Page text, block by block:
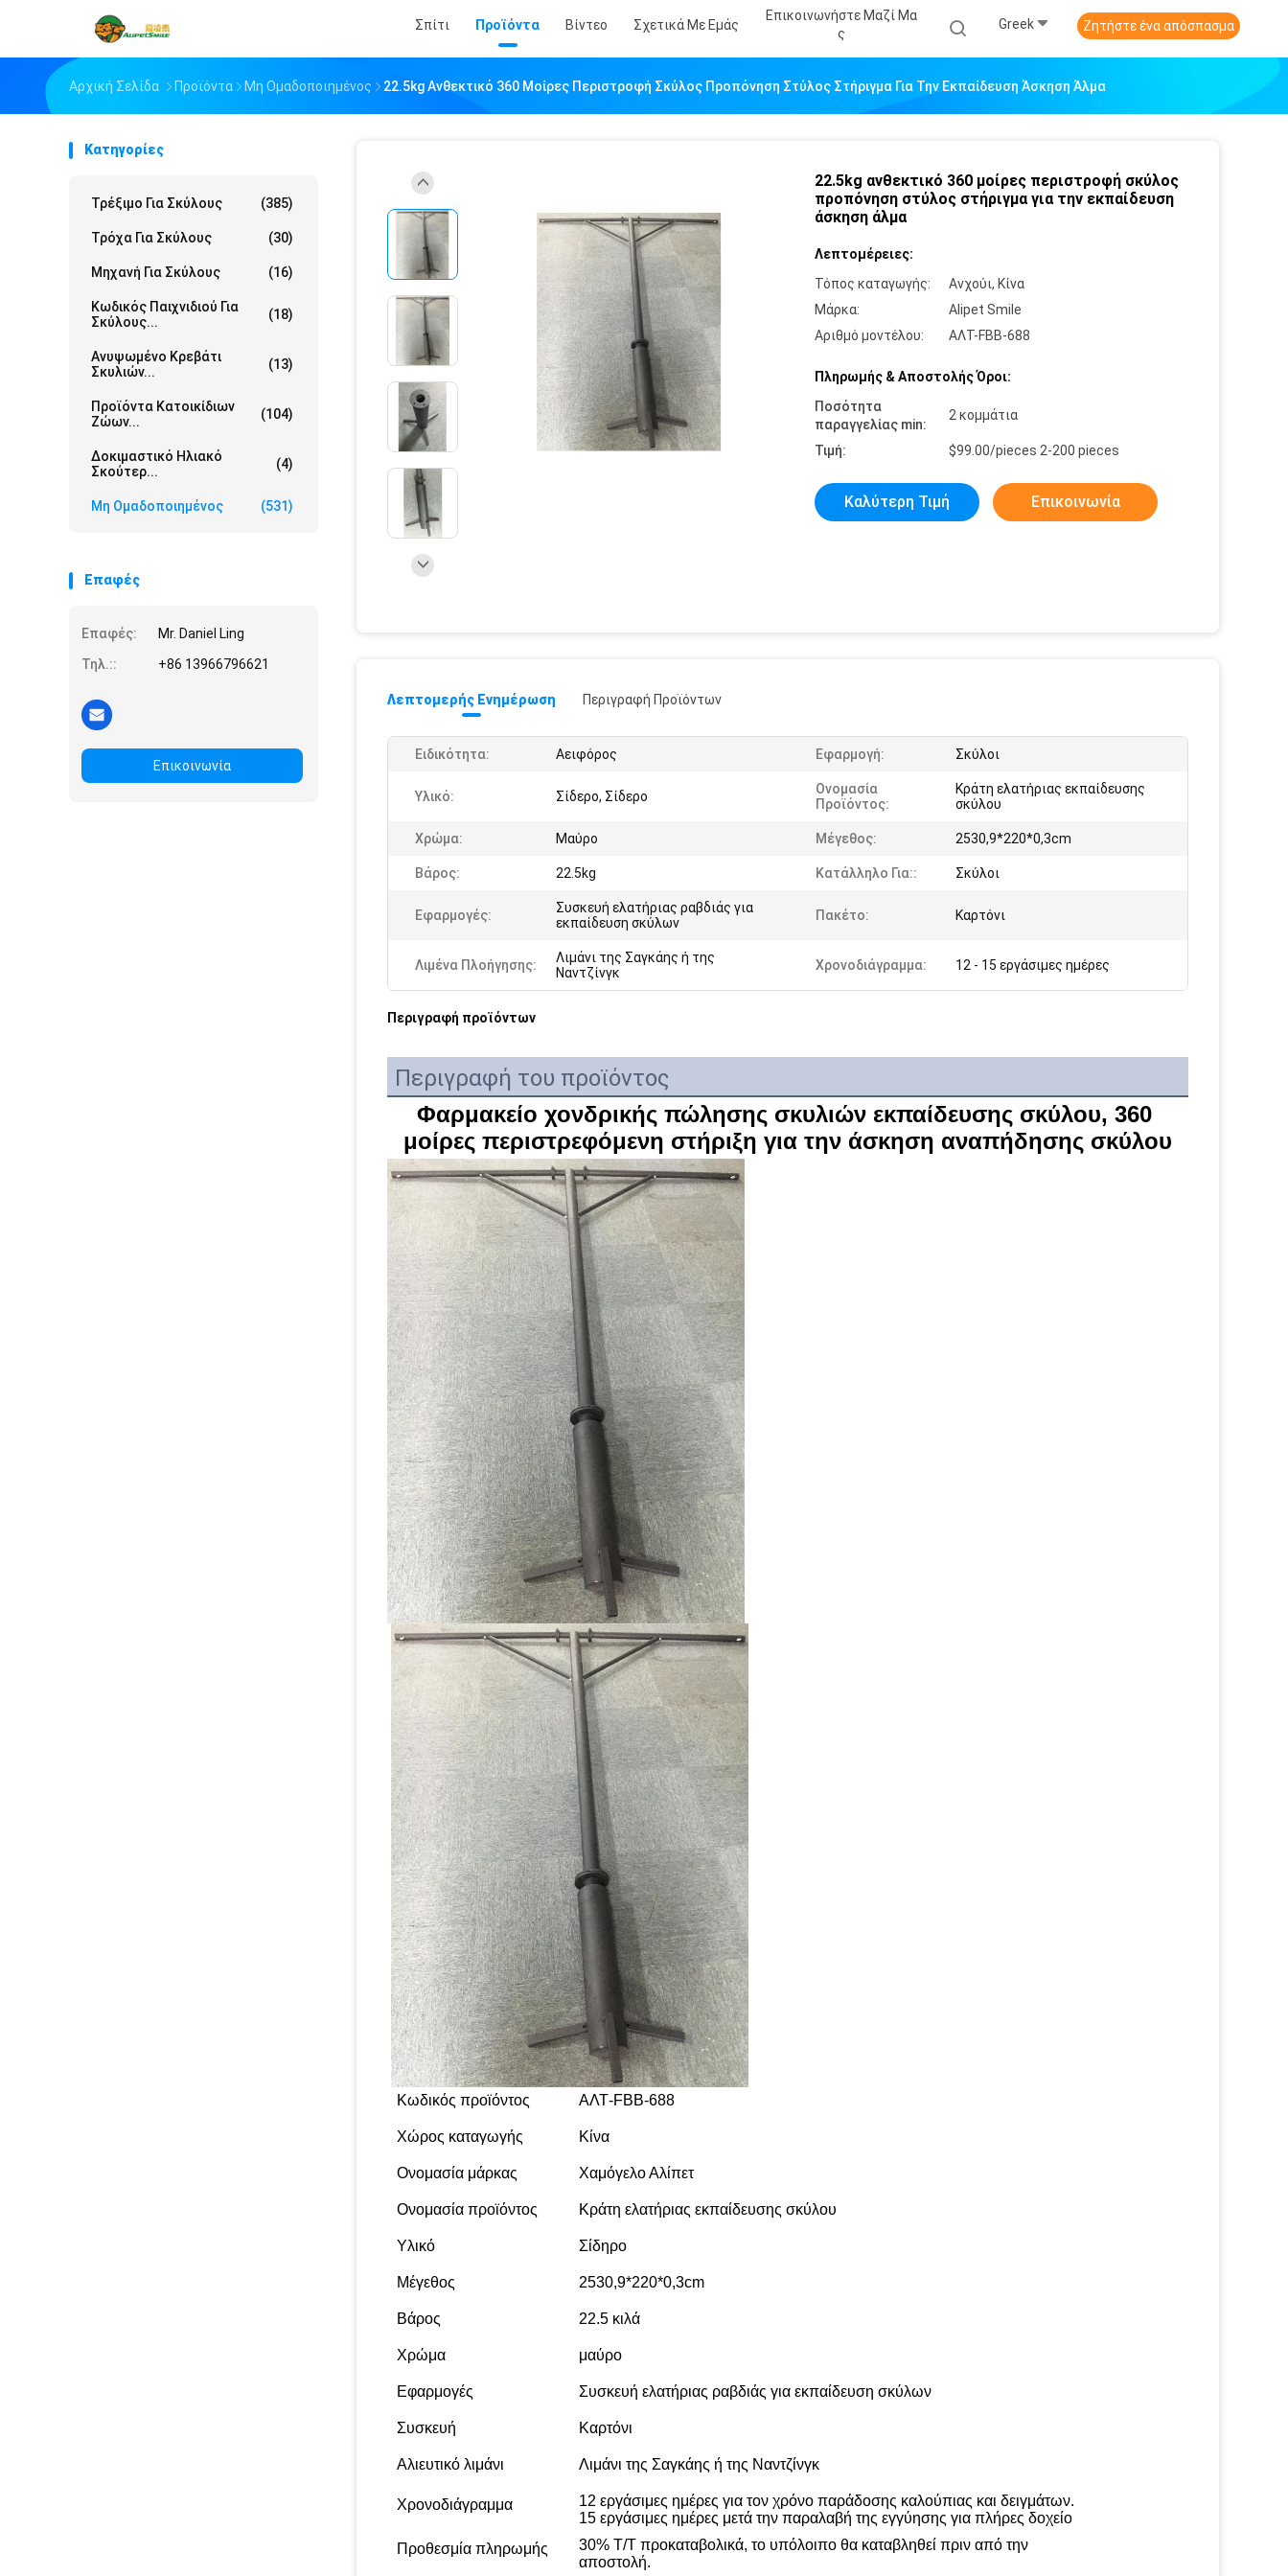
Σπίτι Προϊόντα Βίντεο Σχετικά Με Εμάς
Επικοινωνήστε Μαζί Μα
Σ
Greek Ζητήστε ένα απόσπασμα
Αρχική Σελίδα Προϊόντα Μη Ομαδοποιημένος 22.5kg Ανθεκτικό 360 Μοίρες Περιστροφή Σκύλος Προπόνηση Στύλος Στήριγμα Για Την Εκπαίδευση Άσκηση Άλμα
Κατηγορίες
Τρέξιμο Για Σκύλους (385)
Τρόχα Για Σκύλους (30)
Μηχανή Για Σκύλους (16)
Κωδικός Παιχνιδιού Για
Σκύλους...
(18)
Ανυψωμένο Κρεβάτι
Σκυλιών...
(13)
Προϊόντα Κατοικίδιων
Ζώων...
(104)
Δοκιμαστικό Ηλιακό
Σκούτερ...
(4)
Μη Ομαδοποιημένος (531)
Επαφές
Επαφές:
Mr. Daniel Ling
Τηλ.::
+86 13966796621
Επικοινωνία
22.5kg ανθεκτικό 360 μοίρες περιστροφή σκύλος
προπόνηση στύλος στήριγμα για την εκπαίδευση
άσκηση άλμα
Λεπτομέρειες:
Τόπος καταγωγής:
Ανχούι, Κίνα
Μάρκα:
Alipet Smile
Αριθμό μοντέλου:
ΑΛΤ-FBB-688
Πληρωμής & Αποστολής Όροι:
Ποσότητα
παραγγελίας min:
2 κομμάτια
Τιμή: $99.00/pieces 2-200 pieces
Καλύτερη Τιμή Επικοινωνία
Λεπτομερής Ενημέρωση Περιγραφή Προϊόντων
Ειδικότητα: Αειφόρος Εφαρμογή: Σκύλοι
Υλικό: Σίδερο, Σίδερο
Ονομασία
Προϊόντος:
Κράτη ελατήριας εκπαίδευσης
σκύλου
Χρώμα: Μαύρο Μέγεθος: 2530,9*220*0,3cm
Βάρος: 22.5kg Κατάλληλο Για:: Σκύλοι
Εφαρμογές:
Συσκευή ελατήριας ραβδιάς για
εκπαίδευση σκύλων
Πακέτο: Καρτόνι
Λιμένα Πλοήγησης:
Λιμάνι της Σαγκάης ή της
Ναντζίνγκ
Χρονοδιάγραμμα: 12 - 15 εργάσιμες ημέρες
Περιγραφή προϊόντων
Περιγραφή του προϊόντος
Φαρμακείο χονδρικής πώλησης σκυλιών εκπαίδευσης σκύλου, 360
μοίρες περιστρεφόμενη στήριξη για την άσκηση αναπήδησης σκύλου
Κωδικός προϊόντος ΑΛΤ-FBB-688
Χώρος καταγωγής Κίνα
Ονομασία μάρκας Χαμόγελο Αλίπετ
Ονομασία προϊόντος Κράτη ελατήριας εκπαίδευσης σκύλου
Υλικό Σίδηρο
Μέγεθος 2530,9*220*0,3cm
Βάρος 22.5 κιλά
Χρώμα μαύρο
Εφαρμογές Συσκευή ελατήριας ραβδιάς για εκπαίδευση σκύλων
Συσκευή Καρτόνι
Αλιευτικό λιμάνι Λιμάνι της Σαγκάης ή της Ναντζίνγκ
Χρονοδιάγραμμα
12 εργάσιμες ημέρες για τον χρόνο παράδοσης καλούπιας και δειγμάτων.
15 εργάσιμες ημέρες μετά την παραλαβή της εγγύησης για πλήρες δοχείο
Προθεσμία πληρωμής
30% T/T προκαταβολικά, το υπόλοιπο θα καταβληθεί πριν από την
αποστολή.